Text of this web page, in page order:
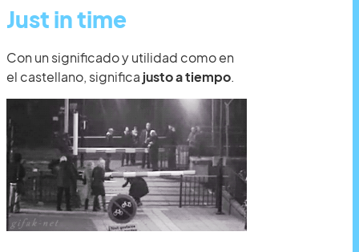
Just in time
Con un significado y utilidad como en
el castellano, significa justo a tiempo.